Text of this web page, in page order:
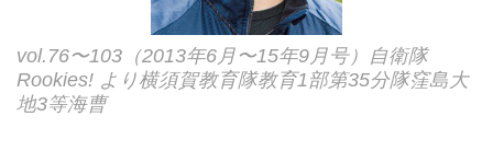
vol.76〜103（2013年6月〜15年9月号）自衛隊
Rookies! より横須賀教育隊教育1部第35分隊窪島大
地3等海曹